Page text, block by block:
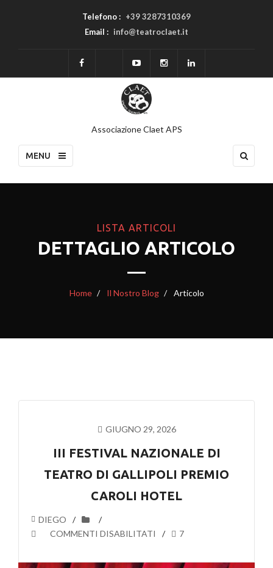
Telefono : +39 3287310369
Email : info@teatroclaet.it
Associazione Claet APS
MENU
LISTA ARTICOLI
DETTAGLIO ARTICOLO
Home Il Nostro Blog Articolo
GIUGNO 29, 2026
III FESTIVAL NAZIONALE DI
TEATRO DI GALLIPOLI PREMIO
CAROLI HOTEL
DIEGO
COMMENTI DISABILITATI
SU
FESTIVAL
7